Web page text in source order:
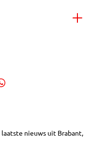
nieuws uit Brabant,